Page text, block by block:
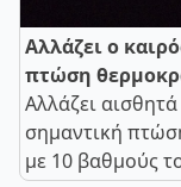
Αλλάζει ο
πτώση
Αλλάζει
σημαντική
με 10 βαθμούς